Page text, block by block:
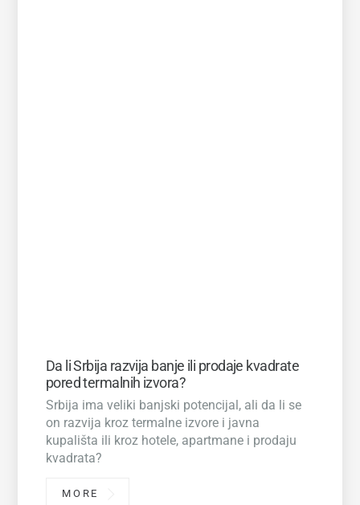
Da li Srbija razvija banje ili prodaje kvadrate
pored termalnih izvora?
Srbija ima veliki banjski potencijal, ali da li se
on razvija kroz termalne izvore i javna
kupališta ili kroz hotele, apartmane i prodaju
kvadrata?
MORE